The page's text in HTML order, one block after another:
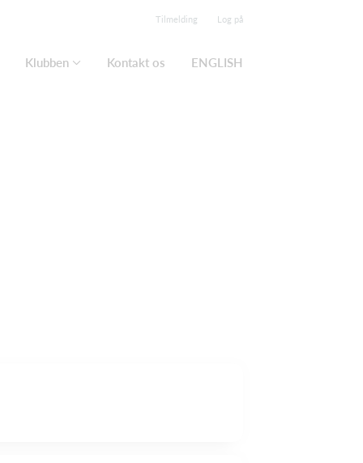
Tilmelding Log på
Klubben Kontakt os ENGLISH